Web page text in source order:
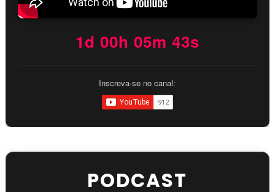
1d 00h 05m 41s
Inscreva-se no canal:
PODCAST